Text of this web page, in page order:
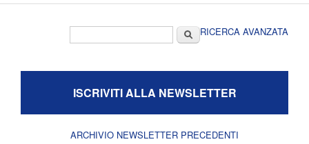
CercaRICERCA AVANZATA
ISCRIVITI ALLA NEWSLETTER
ARCHIVIO NEWSLETTER PRECEDENTI